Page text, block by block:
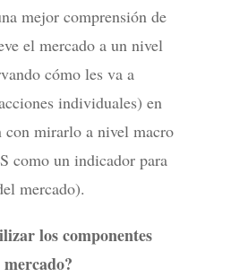
mejor comprensión de
el mercado a un nivel
cómo les va a
individuales) en
con mirarlo a nivel macro
como un indicador para
mercado).
los componentes